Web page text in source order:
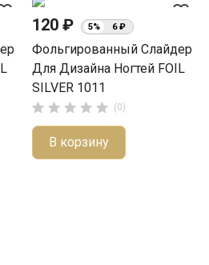
favorite_border
120 ₽ 5% 6 ₽
Фольгированный Слайдер
Для Дизайна Ногтей FOIL
SILVER 1011
     (0)
В корзину